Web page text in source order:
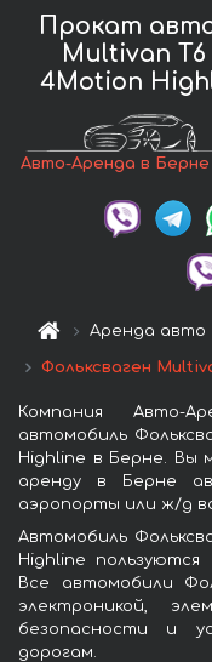
Прокат
Multivan T6
4Motion
Авто-Аренда в Берне
Аренда авто
Фольксваген
Компания Авто-
автомобиль
Highline в Берне. Вы
аренду в Берне
аэропорты или ж/д
Автомобиль
Highline
Все автомобили
электроникой,
безопасности и
дорогам.